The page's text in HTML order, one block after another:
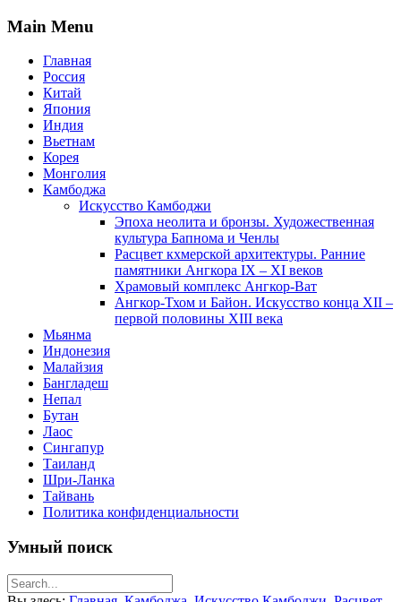
Main Menu
Главная
Россия
Китай
Япония
Индия
Вьетнам
Корея
Монголия
Камбоджа
Искусство Камбоджи
Эпоха неолита и бронзы. Художественная
культура Бапнома и Ченлы
Расцвет кхмерской архитектуры. Ранние
памятники Ангкора IX – XI веков
Храмовый комплекс Ангкор-Ват
Ангкор-Тхом и Байон. Искусство конца XII –
первой половины XIII века
Мьянма
Индонезия
Малайзия
Бангладеш
Непал
Бутан
Лаос
Сингапур
Таиланд
Шри-Ланка
Тайвань
Политика конфиденциальности
Умный поиск